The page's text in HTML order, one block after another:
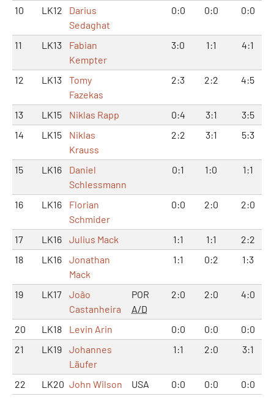
10 LK12
Darius
Sedaghat
0:0 0:0 0:0
11 LK13
Fabian
Kempter
3:0 1:1 4:1
12 LK13
Tomy
Fazekas
2:3 2:2 4:5
13 LK15 Niklas Rapp 0:4 3:1
3:5
14
LK15
Niklas
Krauss
2:2 3:1 5:3
15 LK16
Daniel
Schlessmann
0:1 1:0 1:1
16 LK16
Florian
Schmider
0:0 2:0 2:0
17 LK16 Julius Mack 1:1 1:1
2:2
18
LK16
Jonathan
Mack
1:1 0:2 1:3
19 LK17
João
Castanheira
POR
A/D
2:0 2:0 4:0
20 LK18 Levin Arin 0:0 0:0
0:0
21
LK19
Johannes
Läufer
1:1 2:0 3:1
22 LK20 John Wilson USA 0:0 0:0 0:0